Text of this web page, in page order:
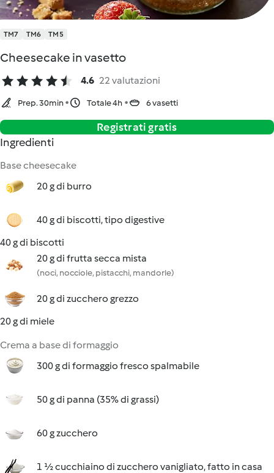
TM7 TM6 TM5
Cheesecake in vasetto
4.6 22 valutazioni
Prep. 30min Totale 4h 6 vasetti
Registrati gratis
Ingredienti
Base cheesecake
20 g di burro
40 g di biscotti, tipo digestive
40 g di biscotti
20 g di frutta secca mista
(noci, nocciole, pistacchi, mandorle)
20 g di zucchero grezzo
20 g di miele
Crema a base di formaggio
300 g di formaggio fresco spalmabile
50 g di panna (35% di grassi)
60 g zucchero
1 ½ cucchiaino di zucchero vanigliato, fatto in casa